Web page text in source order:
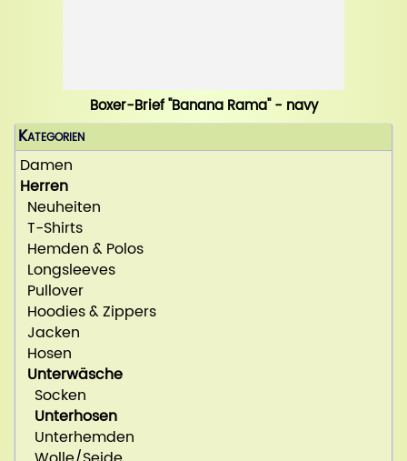
Boxer-Brief "Banana Rama" - navy
Kategorien
Damen
Herren
Neuheiten
T-Shirts
Hemden & Polos
Longsleeves
Pullover
Hoodies & Zippers
Jacken
Hosen
Unterwäsche
Socken
Unterhosen
Unterhemden